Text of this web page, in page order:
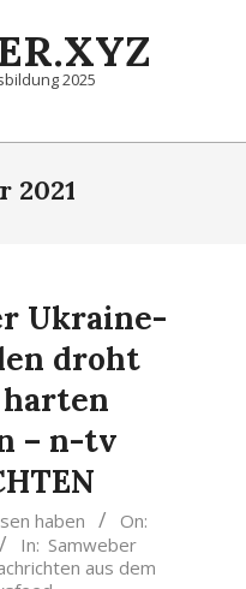
2025
2021
Ukraine-
droht
– n-tv
haben
On:
In: Samweber
aus dem